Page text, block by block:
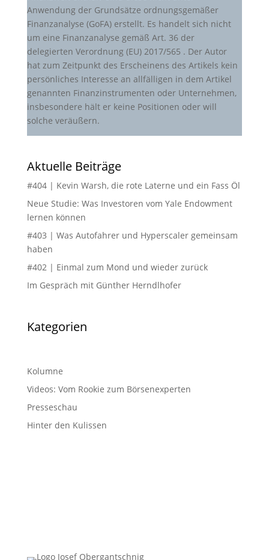
Anwendung der Grundsätze ordnungsgemäßer
Finanzanalyse (GoFA) erstellt. Es handelt sich nicht
um eine Finanzanalyse gemäß Art. 36 der
delegierten Verordnung (EU) 2017/565 . Der Autor
hat zum Zeitpunkt des Erscheinens des Artikels kein
persönliches Interesse an allfälligen in dem Artikel
genannten Finanzinstrumenten oder Unternehmen,
insbesondere hält er keine Positionen oder will
solche veräußern.
Aktuelle Beiträge
#404 | Kevin Warsh, die rote Laterne und ein Fass Öl
Neue Studie: Was Investoren vom Yale Endowment
lernen können
#403 | Was Autofahrer und Hyperscaler gemeinsam
haben
#402 | Einmal zum Mond und wieder zurück
Im Gespräch mit Günther Herndlhofer
Kategorien
Kolumne
Videos: Vom Rookie zum Börsenexperten
Presseschau
Hinter den Kulissen